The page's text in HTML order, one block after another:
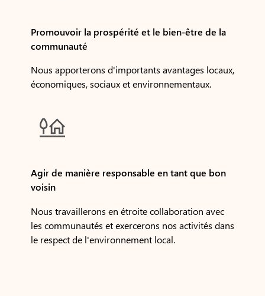
Promouvoir la prospérité et le bien-être de la
communauté
Nous apporterons d'importants avantages locaux,
économiques, sociaux et environnementaux.

Agir de manière responsable en tant que bon
voisin
Nous travaillerons en étroite collaboration avec
les communautés et exercerons nos activités dans
le respect de l'environnement local.